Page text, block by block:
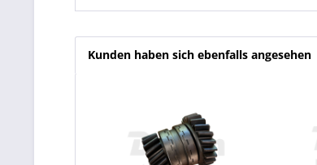
Kunden haben sich ebenfalls angesehen